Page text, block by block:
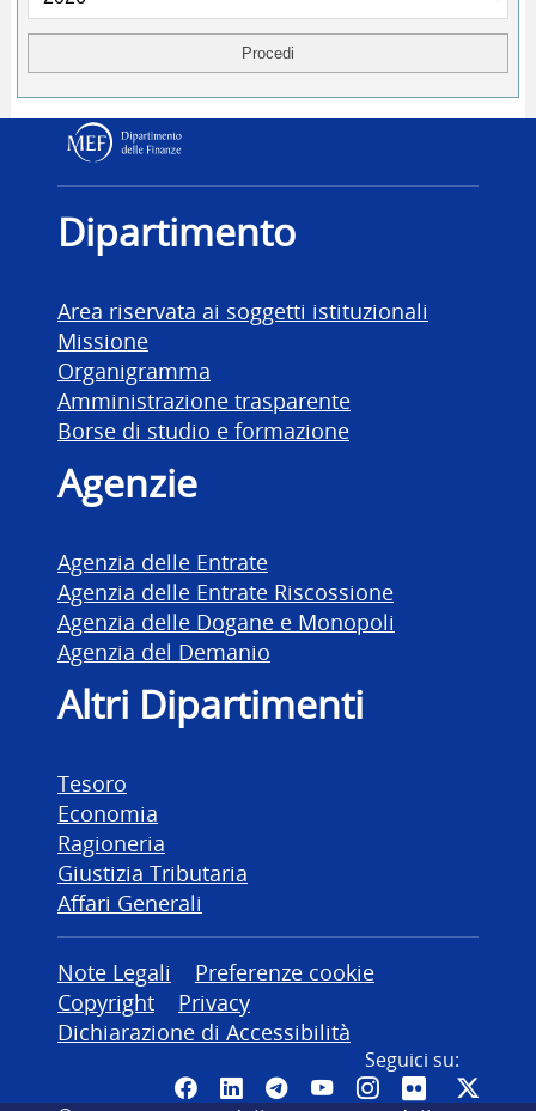
Dipartimento delle
Dipartimento
Area riservata ai soggetti istituzionali
Missione
Organigramma
Amministrazione trasparente
Borse di studio e formazione
Agenzie
Agenzia delle Entrate
Agenzia delle Entrate Riscossione
Agenzia delle Dogane e Monopoli
Agenzia del Demanio
Altri Dipartimenti
Tesoro
Economia
Ragioneria
Giustizia Tributaria
Affari Generali
Altre informazioni
Note Legali
Preferenze cookie
Copyright
Privacy
Dichiarazione di Accessibilità
Seguici su:
Pagina Facebook del MEF -
Canale LinkedIn del MEF
Canale Telegram del
Canale YouTube del
CanaleCanale